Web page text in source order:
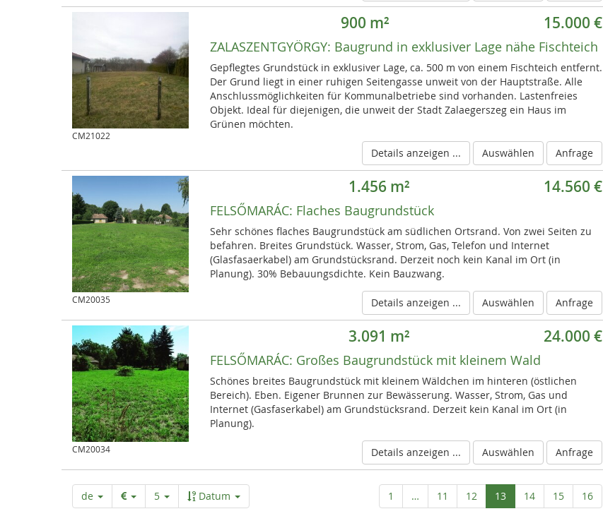
CM21022
900 m² 15.000 €
ZALASZENTGYÖRGY: Baugrund in exklusiver Lage nähe Fischteich
Gepflegtes Grundstück in exklusiver Lage, ca. 500 m von einem Fischteich entfernt.
Der Grund liegt in einer ruhigen Seitengasse unweit von der Hauptstraße. Alle
Anschlussmöglichkeiten für Kommunalbetriebe sind vorhanden. Lastenfreies
Objekt. Ideal für diejenigen, die unweit der Stadt Zalaegerszeg ein Haus im
Grünen möchten.
Details anzeigen ... Auswählen Anfrage
CM20035
1.456 m² 14.560 €
FELSŐMARÁC: Flaches Baugrundstück
Sehr schönes flaches Baugrundstück am südlichen Ortsrand. Von zwei Seiten zu
befahren. Breites Grundstück. Wasser, Strom, Gas, Telefon und Internet
(Glasfasaerkabel) am Grundstücksrand. Derzeit noch kein Kanal im Ort (in
Planung). 30% Bebauungsdichte. Kein Bauzwang.
Details anzeigen ... Auswählen Anfrage
CM20034
3.091 m² 24.000 €
FELSŐMARÁC: Großes Baugrundstück mit kleinem Wald
Schönes breites Baugrundstück mit kleinem Wäldchen im hinteren (östlichen
Bereich). Eben. Eigener Brunnen zur Bewässerung. Wasser, Strom, Gas und
Internet (Gasfaserkabel) am Grundstücksrand. Derzeit kein Kanal im Ort (in
Planung).
Details anzeigen ... Auswählen Anfrage
1 … 11 12 13 Aktuelle
Seite
14 15 16
de 5 Datum